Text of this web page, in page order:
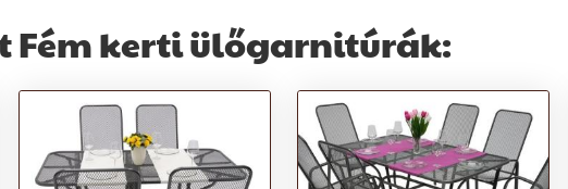
Fém kerti ülőgarnitúrák: